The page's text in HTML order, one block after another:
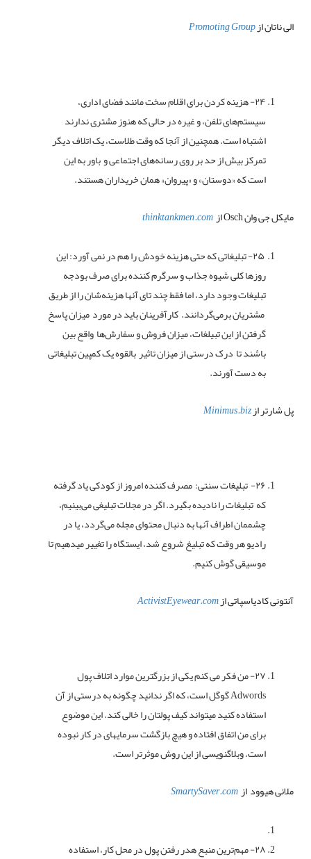
الی ناتان ازPromoting Group
۲۴- هزینه کردن برای اقلام سخت مانند فضای اداری،
سیستم‌های تلفن، و غیره در حالی که هنوز مشتری ندارند
اشتباه است. همچنین از آنجا که وقت طلاست، یک اتلاف دیگر
تمرکز بیش از حد بر روی رسانه‌های اجتماعی و باور به این
است که «دوستان» و «پیروان» همان خریداران هستند.
مایکل جی وان Osch از
thinktankmen.com
۲۵- تبلیغاتی که حتی هزینه خودش را هم در نمی آورد: این
روزها کلی شیوه جذاب و سرگرم کننده برای صرف بودجه
تبلیغات وجود دارد، اما فقط چند تای آنها هزینه‌شان را از طریق
مشتریان برمی‌گردانند. کارآفرینان باید در مورد میزان پاسخ
گرفتن از این تبیلغات، میزان فروش و سفارش‌‌ها​ واقع بین
باشند تا درک درستی از میزان تاثیر بالقوه یک کمپین تبلیغاتی
به دست آورند.
پل شارتر ازMinimus.biz
۲۶- تبلیغات سنتی: مصرف کننده امروز از کودکی یاد گرفته
که تبلیغات را نادیده بگیرد. اگر در مجلات تبلیغی می‌بینیم،
چشممان اطراف آنها به دنبال محتوای مجله می‌گردد، یا در
رادیو هر وقت که تبلیغ شروع شد، ایستگاه را تغییر میدهیم تا
موسیقی گوش کنیم.
آنتونی کادیاسپاتی ازActivistEyewear.com
۲۷- من فکر می کنم یکی از بزرگترین موارد اتلاف پول
Adwords گوگل است، که اگر ندانید چگونه به درستی از آن
استفاده کنید میتواند کیف پولتان را خالی کند. این موضوع
برای من اتفاق افتاده و هیچ بازگشت سرمایهای در کار نبوده
است. وبلاگنویسی از این روش موثرتر است.
ملانی هیوود ازSmartySaver.com
۲۸- مهم‌ترین منبع هدر رفتن پول در محل کار، استفاده